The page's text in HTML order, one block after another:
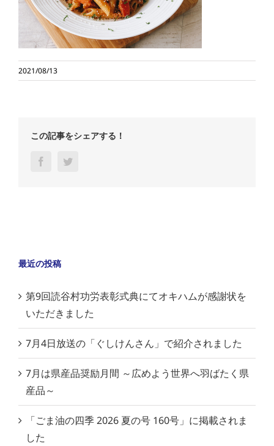
2021/08/13
この記事をシェアする！
Facebook
最近の投稿
第9回読谷村功労表彰式典にてオキハムが感謝状を
いただきました
7月4日放送の「ぐしけんさん」で紹介されました
7月は県産品奨励月間 ～広めよう世界へ羽ばたく県
産品～
「ごま油の四季 2026 夏の号 160号」に掲載されま
した